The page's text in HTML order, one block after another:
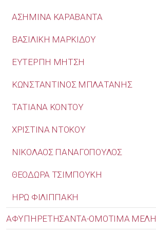
ΑΣΗΜΙΝΑ ΚΑΡΑΒΑΝΤΑ
ΒΑΣΙΛΙΚΗ ΜΑΡΚΙΔΟΥ
ΕΥΤΕΡΠΗ ΜΗΤΣΗ
ΚΩΝΣΤΑΝΤΙΝΟΣ ΜΠΛΑΤΑΝΗΣ
ΤΑΤΙΑΝΑ ΚΟΝΤΟΥ
ΧΡΙΣΤΙΝΑ ΝΤΟΚΟΥ
ΝΙΚΟΛΑΟΣ ΠΑΝΑΓΟΠΟΥΛΟΣ
ΘΕΟΔΩΡΑ ΤΣΙΜΠΟΥΚΗ
ΗΡΩ ΦΙΛΙΠΠΑΚΗ
ΑΦΥΠΗΡΕΤΗΣΑΝΤΑ-ΟΜΟΤΙΜΑ ΜΕΛΗ